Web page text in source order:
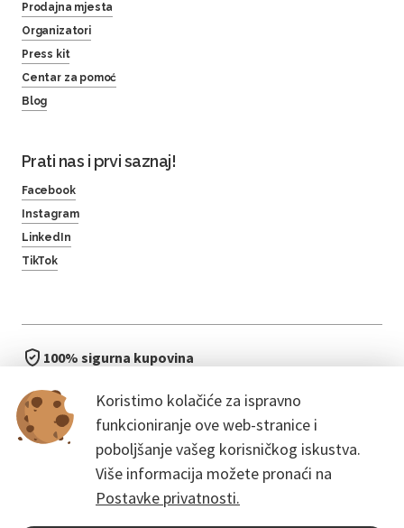
Koristimo kolačiće za ispravno
funkcioniranje ove web-stranice i
poboljšanje vašeg korisničkog iskustva.
Više informacija možete pronaći na
Postavke privatnosti.
Prodajna mjesta
Organizatori
Press kit
Centar za pomoć
Blog
Prati nas i prvi saznaj!
Facebook
Instagram
LinkedIn
TikTok
100% sigurna kupovina
bez čekanja u redu